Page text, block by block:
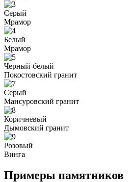
Серый
Мрамор
Белый
Мрамор
Черный-белый
Покостовский гранит
Серый
Мансуровский гранит
Коричневый
Дымовский гранит
Розовый
Винга
Примеры памятников